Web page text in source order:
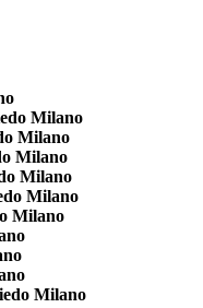
Milano
Milano
Milano
Milano
Milano
Milano
Milano